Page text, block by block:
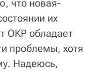
что новая-
их
ОКР обладает
проблемы, хотя
Надеюсь,